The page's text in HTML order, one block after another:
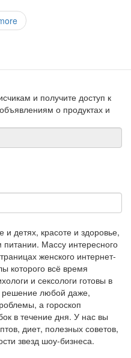
и получите доступ к
о продуктах и
детях, красоте и здоровье,
Массу интересного
женского интернет-
которого всё время
и сексологи готовы в
любой даже,
а гороскоп
в течение дня. У нас вы
диет, полезных советов,
звезд шоу-бизнеса.